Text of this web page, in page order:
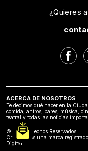
¿Quieres
ACERCA DE NOSOTROS
Te decimos qué hacer en la
comida, antros, bares, música,
teatral y todas las noticias
©2024 Derechos Reservados
Chilango es una marca
Digital.